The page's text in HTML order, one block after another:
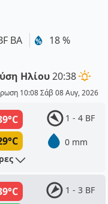
ΒΑ 18 %
Ηλίου20:38
10:08 Σάβ 08 Αυγ, 2026
1 - 4 BF
0 mm
1 - 3 BF